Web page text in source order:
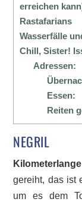
erreichen
Rastafarians
Wasserfälle
Chill, Sister!
Adressen:
Essen:
Reiten
NEGRIL
gereiht, das ist
um es dem